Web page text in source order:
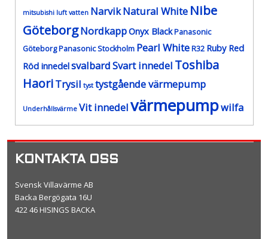
mitsubishi luft vatten NarvikNatural White Nibe
GöteborgNordkappOnyx BlackPanasonic
GöteborgPanasonic Stockholm Pearl WhiteR32 Ruby Red
Röd innedelsvalbardSvart innedel Toshiba
HaoriTrysil tyst tystgående värmepump
Underhållsvärme Vit innedelvärmepumpwilfa
KONTAKTA OSS
Svensk Villavärme AB
Backa Bergögata 16U
422 46 HISINGS BACKA